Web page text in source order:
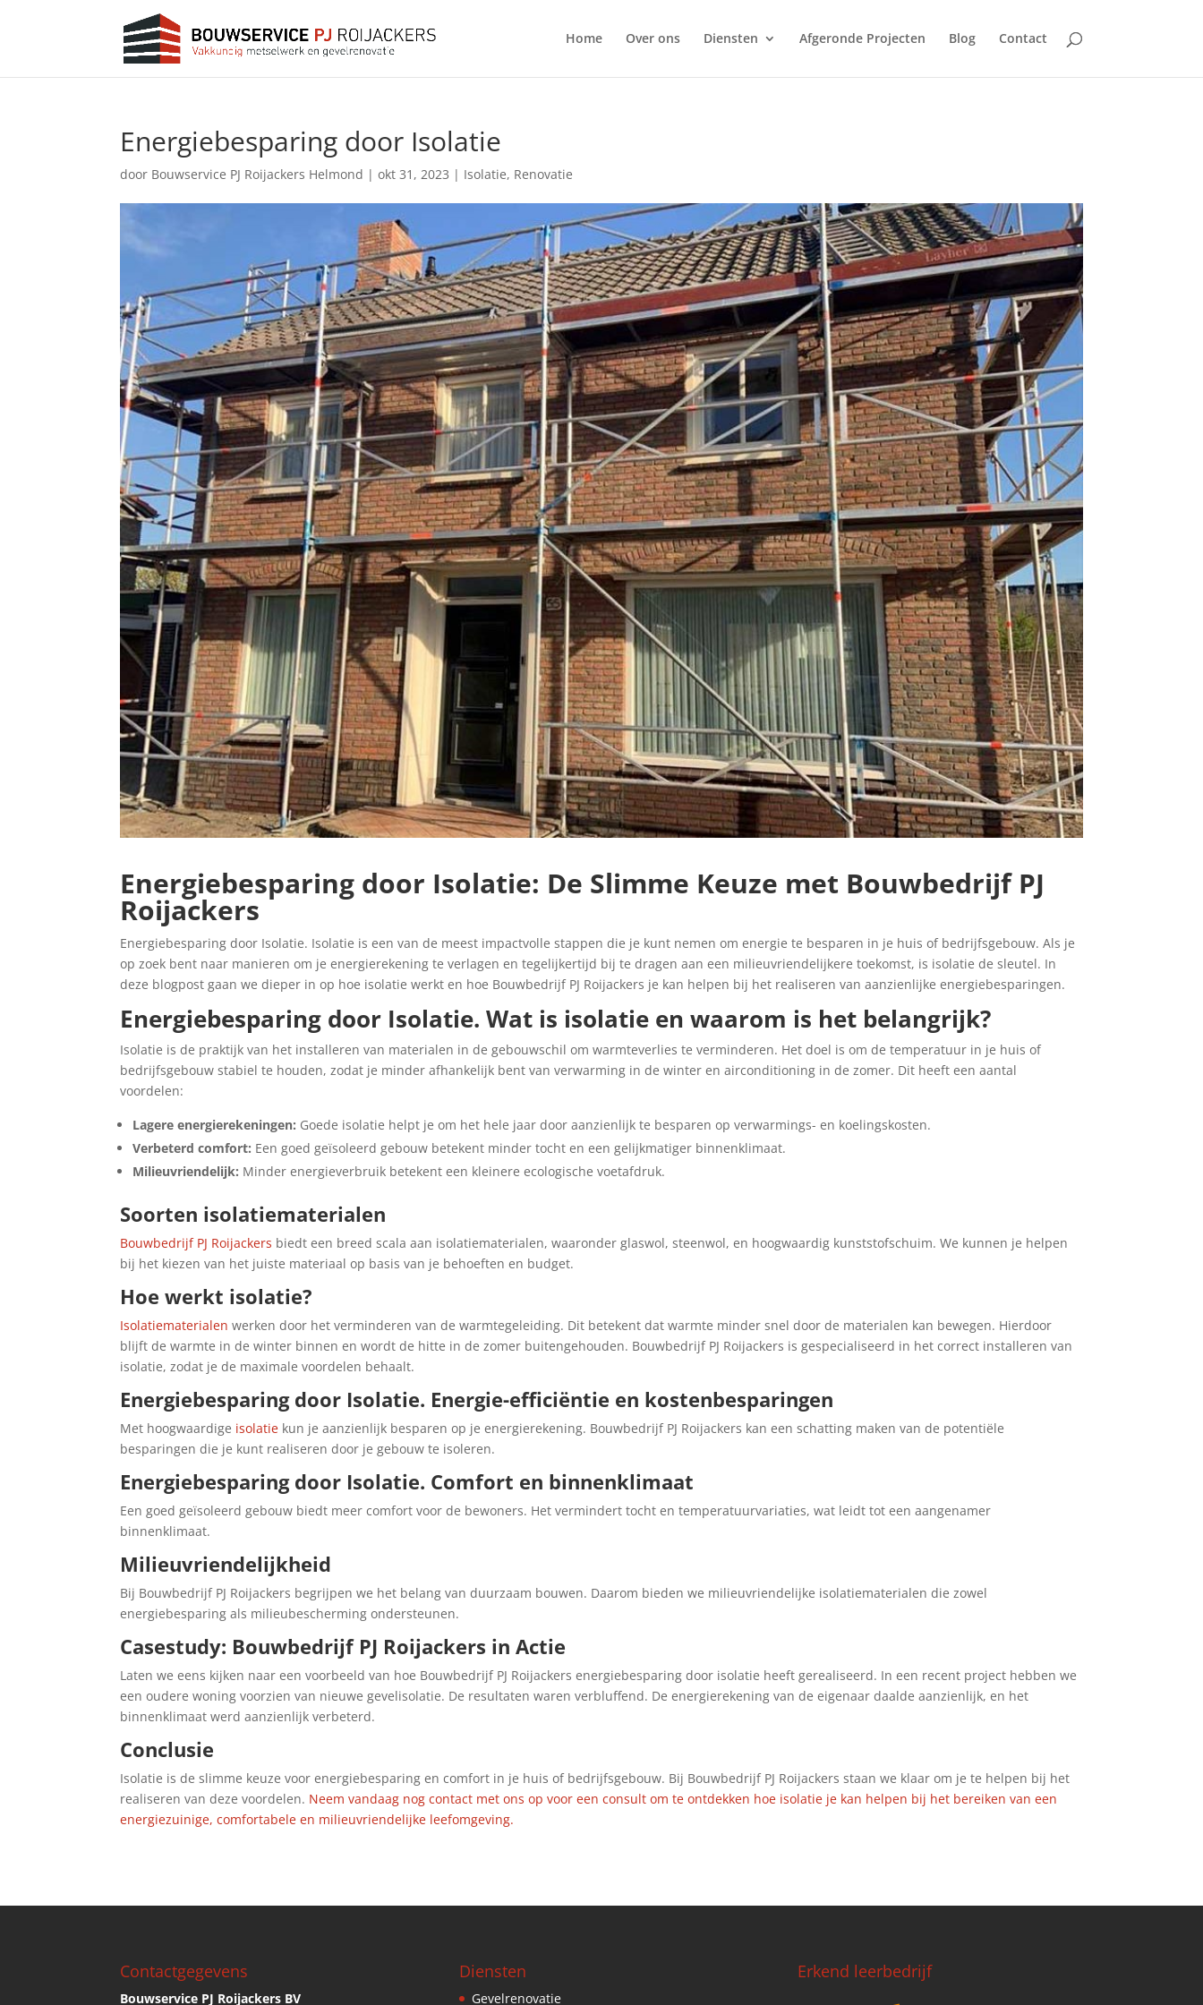
Home Over ons Diensten Afgeronde Projecten Blog Contact
Energiebesparing door Isolatie
door Bouwservice PJ Roijackers Helmond |okt 31, 2023 | Isolatie, Renovatie
Energiebesparing door Isolatie: De Slimme Keuze met Bouwbedrijf PJ
Roijackers
Energiebesparing door Isolatie. Isolatie is een van de meest impactvolle stappen die je kunt nemen om energie te besparen in je huis of bedrijfsgebouw. Als je
op zoek bent naar manieren om je energierekening te verlagen en tegelijkertijd bij te dragen aan een milieuvriendelijkere toekomst, is isolatie de sleutel. In
deze blogpost gaan we dieper in op hoe isolatie werkt en hoe Bouwbedrijf PJ Roijackers je kan helpen bij het realiseren van aanzienlijke energiebesparingen.
Energiebesparing door Isolatie. Wat is isolatie en waarom is het belangrijk?
Isolatie is de praktijk van het installeren van materialen in de gebouwschil om warmteverlies te verminderen. Het doel is om de temperatuur in je huis of
bedrijfsgebouw stabiel te houden, zodat je minder afhankelijk bent van verwarming in de winter en airconditioning in de zomer. Dit heeft een aantal
voordelen:
Lagere energierekeningen: Goede isolatie helpt je om het hele jaar door aanzienlijk te besparen op verwarmings- en koelingskosten.
Verbeterd comfort: Een goed geïsoleerd gebouw betekent minder tocht en een gelijkmatiger binnenklimaat.
Milieuvriendelijk: Minder energieverbruik betekent een kleinere ecologische voetafdruk.
Soorten isolatiematerialen
Bouwbedrijf PJ Roijackers biedt een breed scala aan isolatiematerialen, waaronder glaswol, steenwol, en hoogwaardig kunststofschuim. We kunnen je helpen
bij het kiezen van het juiste materiaal op basis van je behoeften en budget.
Hoe werkt isolatie?
Isolatiematerialen werken door het verminderen van de warmtegeleiding. Dit betekent dat warmte minder snel door de materialen kan bewegen. Hierdoor
blijft de warmte in de winter binnen en wordt de hitte in de zomer buitengehouden. Bouwbedrijf PJ Roijackers is gespecialiseerd in het correct installeren van
isolatie, zodat je de maximale voordelen behaalt.
Energiebesparing door Isolatie. Energie-efficiëntie en kostenbesparingen
Met hoogwaardige isolatie kun je aanzienlijk besparen op je energierekening. Bouwbedrijf PJ Roijackers kan een schatting maken van de potentiële
besparingen die je kunt realiseren door je gebouw te isoleren.
Energiebesparing door Isolatie. Comfort en binnenklimaat
Een goed geïsoleerd gebouw biedt meer comfort voor de bewoners. Het vermindert tocht en temperatuurvariaties, wat leidt tot een aangenamer
binnenklimaat.
Milieuvriendelijkheid
Bij Bouwbedrijf PJ Roijackers begrijpen we het belang van duurzaam bouwen. Daarom bieden we milieuvriendelijke isolatiematerialen die zowel
energiebesparing als milieubescherming ondersteunen.
Casestudy: Bouwbedrijf PJ Roijackers in Actie
Laten we eens kijken naar een voorbeeld van hoe Bouwbedrijf PJ Roijackers energiebesparing door isolatie heeft gerealiseerd. In een recent project hebben we
een oudere woning voorzien van nieuwe gevelisolatie. De resultaten waren verbluffend. De energierekening van de eigenaar daalde aanzienlijk, en het
binnenklimaat werd aanzienlijk verbeterd.
Conclusie
Isolatie is de slimme keuze voor energiebesparing en comfort in je huis of bedrijfsgebouw. Bij Bouwbedrijf PJ Roijackers staan we klaar om je te helpen bij het
realiseren van deze voordelen. Neem vandaag nog contact met ons op voor een consult om te ontdekken hoe isolatie je kan helpen bij het bereiken van een
energiezuinige, comfortabele en milieuvriendelijke leefomgeving.
Contactgegevens
Bouwservice PJ Roijackers BV
Diensten
Gevelrenovatie
Erkend leerbedrijf